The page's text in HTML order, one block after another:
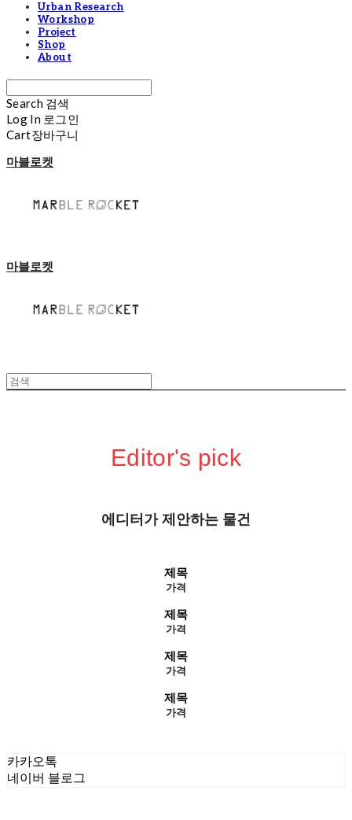
Urban Research
Workshop
Project
Shop
About
Search 검색
Log In 로그인
Cart장바구니
마블로켓
마블로켓
Editor's pick
에디터가 제안하는 물건
제목
가격
제목
가격
제목
가격
제목
가격
카카오톡
네이버 블로그